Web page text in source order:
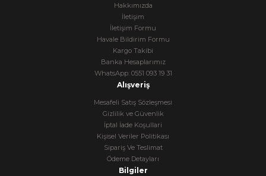
Hakkımızda
İletişim
İletişim Formu
Havale Bildirim Formu
Kargo Takibi
Banka Hesaplarımız
WhatsApp: 0551 093 19 31
Alışveriş
Mesafeli Satış Sözleşmesi
Gizlilik ve Güvenlik
İptal İade Koşullari
Kişisel Veriler Politikası
Sipariş Ve Teslimat
Ödeme Detayları
Bilgiler